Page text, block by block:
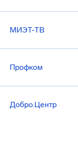
МИЭТ-ТВ
Профком
Добро.Центр